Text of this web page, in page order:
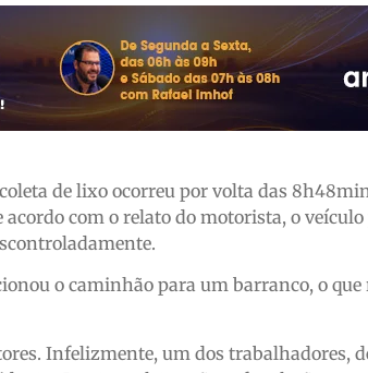
de lixo ocorreu por volta das
acordo com o relato do motorista, o
o caminhão para um barranco, o que
Infelizmente, um dos trabalhadores,